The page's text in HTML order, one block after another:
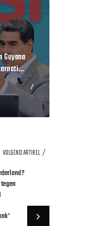
VOLGEND ARTIKEL